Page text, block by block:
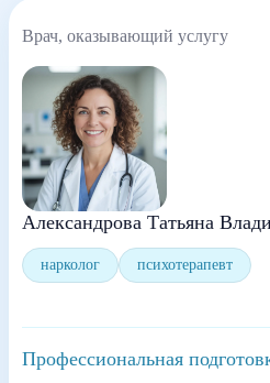
Врач, оказывающий услугу
Александрова Татьяна
нарколог психотерапевт
Профессиональная